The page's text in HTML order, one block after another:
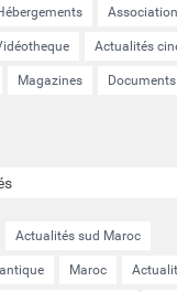
Actualités
Magazines Documents
Actualités sud Maroc
Maroc